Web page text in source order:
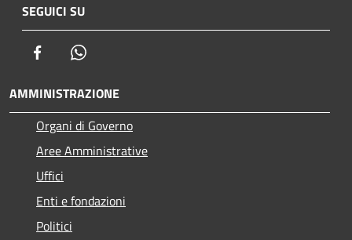
SEGUICI SU
Facebook
AMMINISTRAZIONE
Organi di Governo
Aree Amministrative
Uffici
Enti e fondazioni
Politici